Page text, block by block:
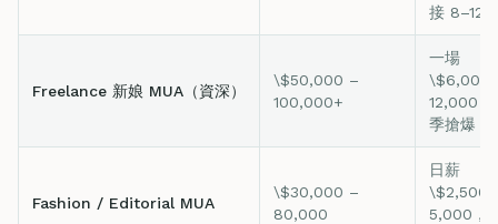
接 8–12
Freelance 新娘 MUA（資深）
\$50,000 –
100,000+
一場
12,000，
季搶爆
Fashion / Editorial MUA
\$30,000 –
80,000
日薪
\$2,500–
5,000，